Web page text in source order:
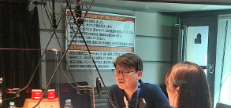
お知らせ
イベント・グッズ
YouTube
会社情報